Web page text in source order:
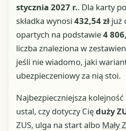
stycznia 2027 r.. Dla karty
składka wynosi 432,54 zł już
opartych na podstawie4
liczba znaleziona w
jeśli nie wiadomo, jaki
ubezpieczeniowy za nią stoi.
Najbezpieczniejsza
ustal, czy dotyczy Cięduży
ZUS, ulga na start albo Mały